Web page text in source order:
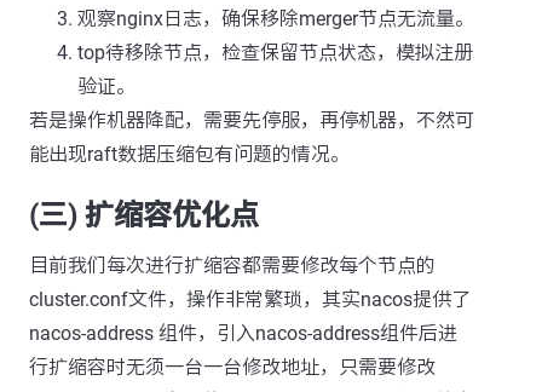
观察nginx日志，确保移除merger节点无流量。
top待移除节点，检查保留节点状态，模拟注册
验证。
若是操作机器降配，需要先停服，再停机器，不然可
能出现raft数据压缩包有问题的情况。
(三) 扩缩容优化点
目前我们每次进行扩缩容都需要修改每个节点的
cluster.conf文件，操作非常繁琐，其实nacos提供了
nacos-address 组件，引入nacos-address组件后进
行扩缩容时无须一台一台修改地址，只需要修改